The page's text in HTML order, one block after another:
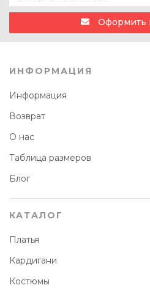
Оформить
ИНФОРМАЦИЯ
Информация
Возврат
О нас
Таблица размеров
Блог
КАТАЛОГ
Платья
Кардигани
Костюмы